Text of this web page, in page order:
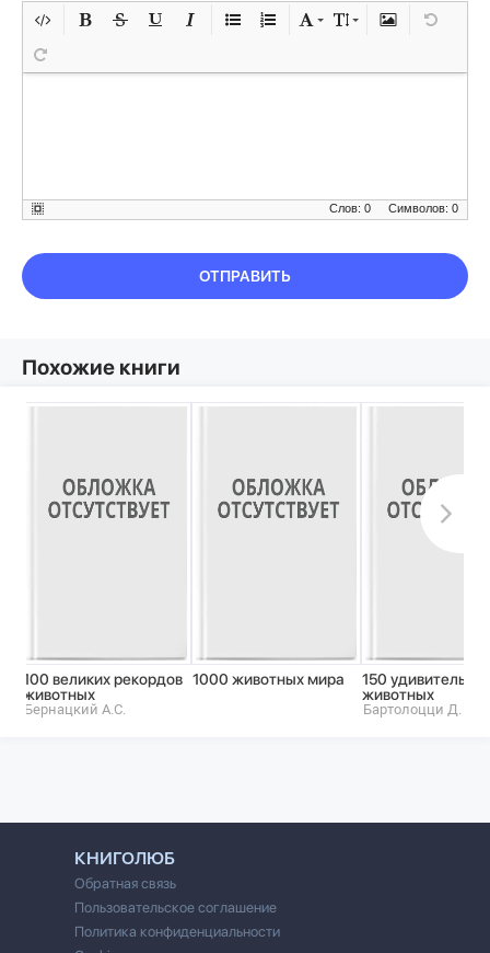
Символов: 0
Слов: 0
ОТПРАВИТЬ
Похожие книги
100 великих рекордов
животных
Бернацкий А.С.
1000 животных мира
150
животных
Бартолоцци Д.
КНИГОЛЮБ
Обратная связь
Пользовательское соглашение
Политика конфиденциальности